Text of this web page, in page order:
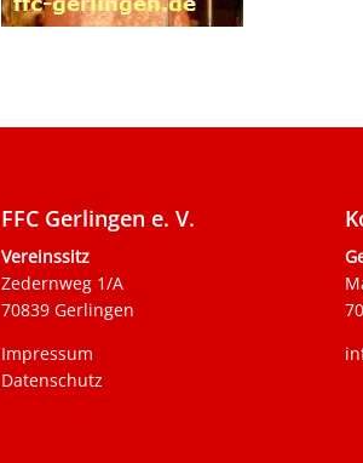
FFC Gerlingen e. V.
Vereinssitz
Zedernweg 1/A
70839 Gerlingen
Impressum
Datenschutz